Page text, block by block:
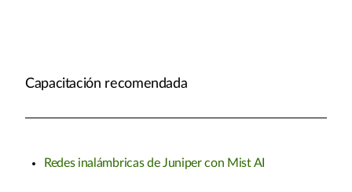
Capacitación recomendada
Redes inalámbricas de Juniper con Mist AI